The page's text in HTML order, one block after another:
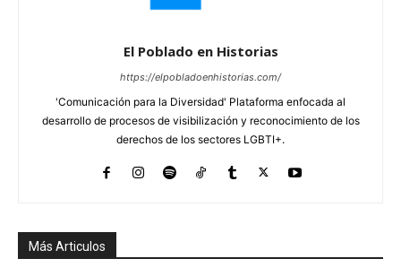
El Poblado en Historias
https://elpobladoenhistorias.com/
'Comunicación para la Diversidad' Plataforma enfocada al
desarrollo de procesos de visibilización y reconocimiento de los
derechos de los sectores LGBTI+.
Más Articulos